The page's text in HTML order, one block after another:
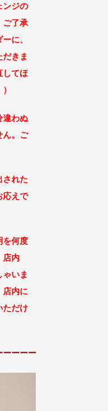
ンジの
ご了承
に、
きま
してほ
違わぬ
ん。ご
された
応えで
を何度
店内
ゃいま
店内に
ただけ
ーーーー